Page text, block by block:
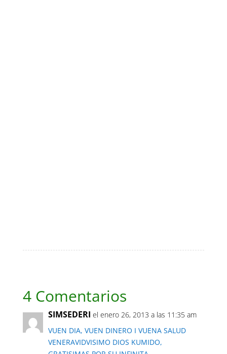
4 Comentarios
SIMSEDERI el enero 26, 2013 a las 11:35 am
VUEN DIA, VUEN DINERO I VUENA SALUD
VENERAVIDVISIMO DIOS KUMIDO,